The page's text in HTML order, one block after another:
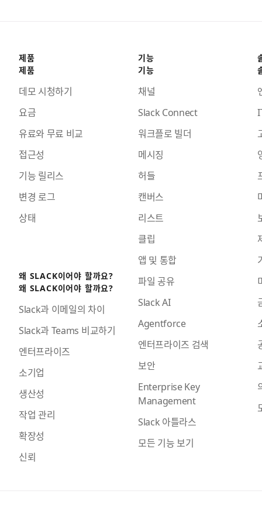
제품
제품
데모 시청하기
요금
유료와 무료 비교
접근성
기능 릴리스
변경 로그
상태
왜 SLACK이어야 할까요?
왜 SLACK이어야 할까요?
Slack과 이메일의 차이
Slack과 Teams 비교하기
엔터프라이즈
소기업
생산성
작업 관리
확장성
신뢰
기능
기능
채널
Slack Connect
워크플로 빌더
메시징
허들
캔버스
리스트
클립
앱 및 통합
파일 공유
Slack AI
Agentforce
엔터프라이즈 검색
보안
Enterprise Key
Management
Slack 아틀라스
모든 기능 보기